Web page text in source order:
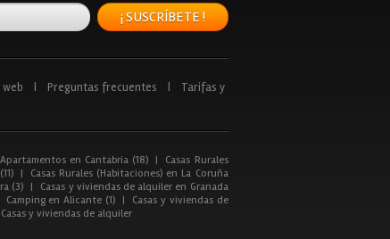
¡ SUSCRÍBETE !
web Preguntas frecuentes
Tarifas y
Apartamentos en Cantabria (18) |
Casas Rurales
|
Casas Rurales (Habitaciones) en La Coruña
(3) |
Casas y viviendas de alquiler en Granada
Camping en Alicante (1) |
Casas y viviendas de
Casas y viviendas de alquiler